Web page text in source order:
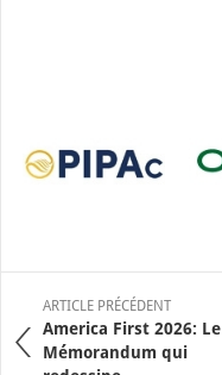
ARTICLE PRÉCÉDENT
America First 2026: Le
Mémorandum qui